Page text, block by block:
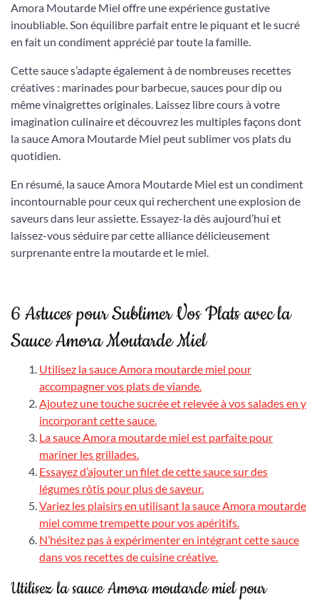
Amora Moutarde Miel offre une expérience gustative
inoubliable. Son équilibre parfait entre le piquant et le sucré
en fait un condiment apprécié par toute la famille.
Cette sauce s’adapte également à de nombreuses recettes
créatives : marinades pour barbecue, sauces pour dip ou
même vinaigrettes originales. Laissez libre cours à votre
imagination culinaire et découvrez les multiples façons dont
la sauce Amora Moutarde Miel peut sublimer vos plats du
quotidien.
En résumé, la sauce Amora Moutarde Miel est un condiment
incontournable pour ceux qui recherchent une explosion de
saveurs dans leur assiette. Essayez-la dès aujourd’hui et
laissez-vous séduire par cette alliance délicieusement
surprenante entre la moutarde et le miel.
6 Astuces pour Sublimer Vos Plats avec la
Sauce Amora Moutarde Miel
Utilisez la sauce Amora moutarde miel pour
accompagner vos plats de viande.
Ajoutez une touche sucrée et relevée à vos salades en y
incorporant cette sauce.
La sauce Amora moutarde miel est parfaite pour
mariner les grillades.
Essayez d’ajouter un filet de cette sauce sur des
légumes rôtis pour plus de saveur.
Variez les plaisirs en utilisant la sauce Amora moutarde
miel comme trempette pour vos apéritifs.
N’hésitez pas à expérimenter en intégrant cette sauce
dans vos recettes de cuisine créative.
Utilisez la sauce Amora moutarde miel pour